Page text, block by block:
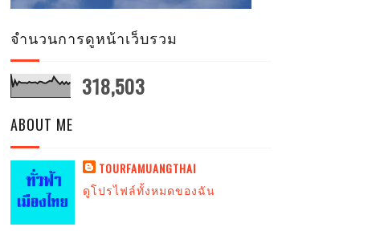
จำนวนการดูหน้าเว็บรวม
318,503
ABOUT ME
TOURFAMUANGTHAI
ดูโปรไฟล์ทั้งหมดของฉัน